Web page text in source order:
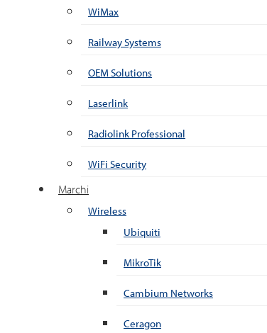
WiMax
Railway Systems
OEM Solutions
Laserlink
Radiolink Professional
WiFi Security
Marchi
Wireless
Ubiquiti
MikroTik
Cambium Networks
Ceragon